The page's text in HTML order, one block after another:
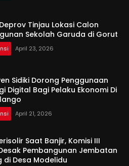
Tinjau Lokasi Calon
Sekolah Garuda di Gorut
April 23, 2026
Sidiki Dorong Penggunaan
Digital Bagi Pelaku Ekonomi Di
April 21, 2026
Saat Banjir, Komisi III
Pembangunan Jembatan
di Desa Modelidu